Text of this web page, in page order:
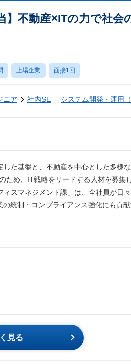
】不動産×ITの力で社会
上場企業 面接1回
ニア 社内SE システム開発・運用（
た基盤と、不動産を中心とした多様
ため、IT戦略をリードする人材を募集
スマネジメント課」は、全社員が日
統制・コンプライアンス強化にも貢
見る